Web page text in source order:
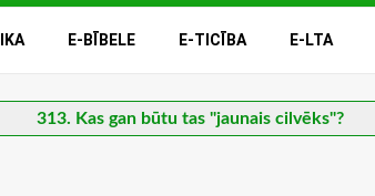
E-BĪBELE E-TICĪBA E-LTA
313. Kas gan būtu tas "jaunais cilvēks"?